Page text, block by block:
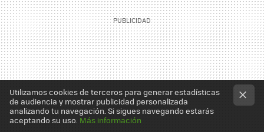
Utilizamos cookies de terceros para generar estadísticas
de audiencia y mostrar publicidad personalizada
analizando tu navegación. Si sigues navegando estarás
aceptando su uso. Más información